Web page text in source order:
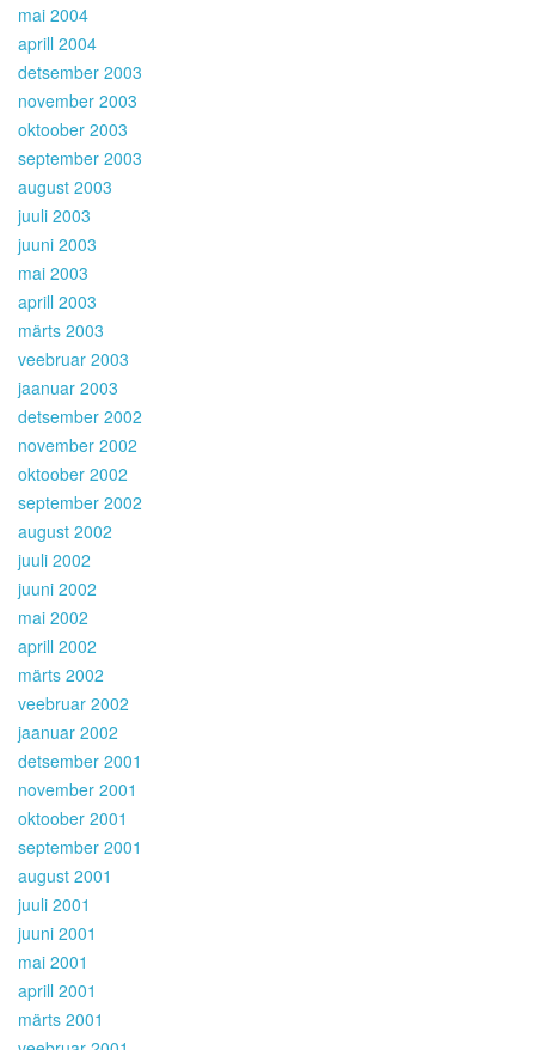
mai 2004
aprill 2004
detsember 2003
november 2003
oktoober 2003
september 2003
august 2003
juuli 2003
juuni 2003
mai 2003
aprill 2003
märts 2003
veebruar 2003
jaanuar 2003
detsember 2002
november 2002
oktoober 2002
september 2002
august 2002
juuli 2002
juuni 2002
mai 2002
aprill 2002
märts 2002
veebruar 2002
jaanuar 2002
detsember 2001
november 2001
oktoober 2001
september 2001
august 2001
juuli 2001
juuni 2001
mai 2001
aprill 2001
märts 2001